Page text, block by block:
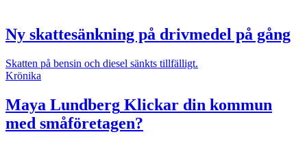
Ny skattesänkning på drivmedel på gång
Skatten på bensin och diesel sänkts tillfälligt.
Krönika
Maya Lundberg Klickar din kommun
med småföretagen?